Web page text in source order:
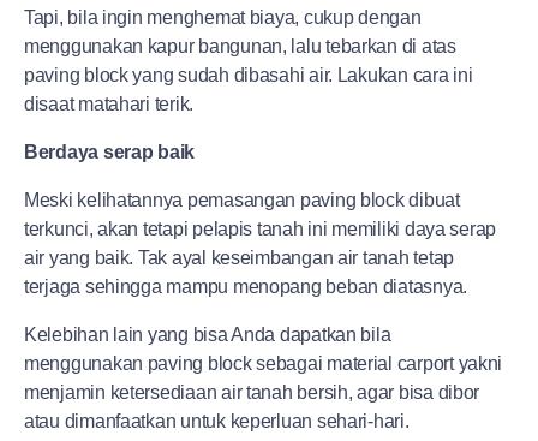
Tapi, bila ingin menghemat biaya, cukup dengan
menggunakan kapur bangunan, lalu tebarkan di atas
paving block yang sudah dibasahi air. Lakukan cara ini
disaat matahari terik.
Berdaya serap baik
Meski kelihatannya pemasangan paving block dibuat
terkunci, akan tetapi pelapis tanah ini memiliki daya serap
air yang baik. Tak ayal keseimbangan air tanah tetap
terjaga sehingga mampu menopang beban diatasnya.
Kelebihan lain yang bisa Anda dapatkan bila
menggunakan paving block sebagai material carport yakni
menjamin ketersediaan air tanah bersih, agar bisa dibor
atau dimanfaatkan untuk keperluan sehari-hari.